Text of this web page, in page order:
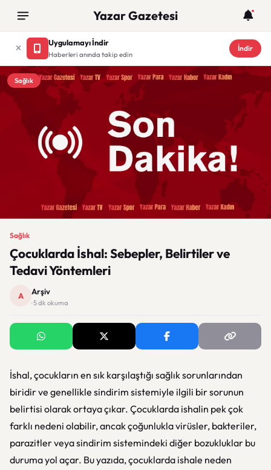
Yazar Gazetesi
Uygulamayı İndir
Haberleri anında takip edin
İndir
Sağlık
Sağlık
Çocuklarda İshal: Sebepler, Belirtiler ve
Tedavi Yöntemleri
A Arşiv
· 5 dk okuma
İshal, çocukların en sık karşılaştığı sağlık sorunlarından
biridir ve genellikle sindirim sistemiyle ilgili bir sorunun
belirtisi olarak ortaya çıkar. Çocuklarda ishalin pek çok
farklı nedeni olabilir, ancak çoğunlukla virüsler, bakteriler,
parazitler veya sindirim sistemindeki diğer bozukluklar bu
duruma yol açar. Bu yazıda, çocuklarda ishale neden